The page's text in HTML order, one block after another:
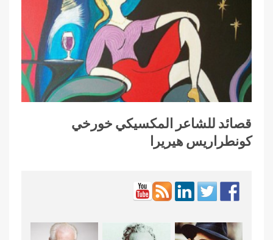
قصائد للشاعر المكسيكي خورخي
كونطراريس هيريرا